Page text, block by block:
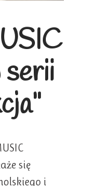
się
i